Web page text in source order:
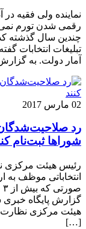
نماینده ولی فقیه در
رقمی شدن تورم
چندین سال گذشته
تبلیغات انتخابات
آمار دولت. به
02 مارس 2017
رد
شوراها ثبت‌نام
رئیس هیئت مرکزی
انتخاباتی موظف به
گزارش پایگاه
هیئت مرکزی نظارت
[…]